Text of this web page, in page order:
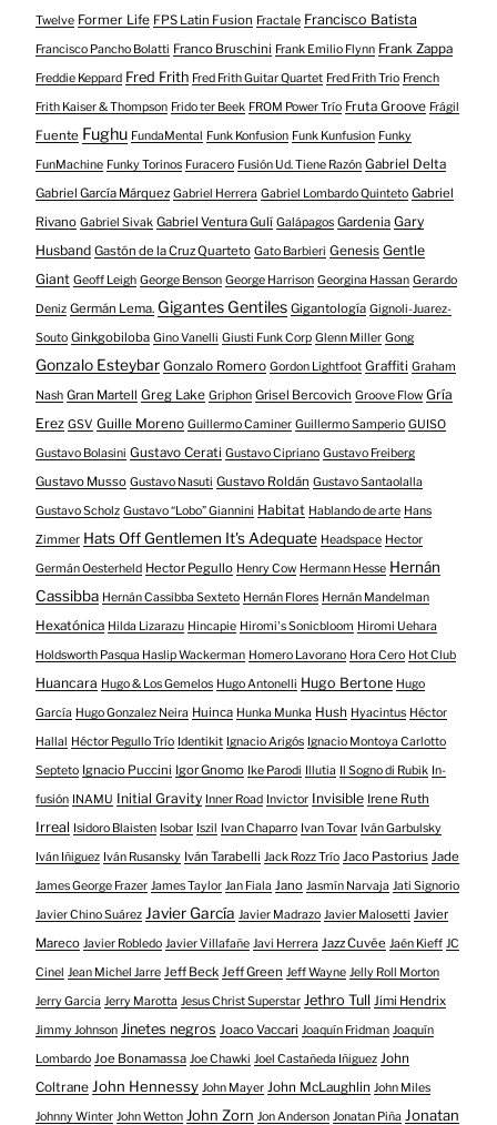
Twelve Former Life FPS Latin Fusion Fractale Francisco Batista
Francisco Pancho Bolatti Franco Bruschini Frank Emilio Flynn Frank Zappa
Freddie Keppard Fred Frith Fred Frith Guitar Quartet Fred Frith Trio French
Frith Kaiser & Thompson Frido ter Beek FROM Power Trío Fruta Groove Frágil
Fuente Fughu FundaMental Funk Konfusion Funk Kunfusion Funky
FunMachine Funky Torinos Furacero Fusión Ud. Tiene Razón Gabriel Delta
Gabriel García Márquez Gabriel Herrera Gabriel Lombardo Quinteto Gabriel
Rivano Gabriel Sivak Gabriel Ventura Gulí Galápagos Gardenia Gary
Husband Gastón de la Cruz Quarteto Gato Barbieri Genesis Gentle
Giant Geoff Leigh George Benson George Harrison Georgina Hassan Gerardo
Deniz Germán Lema. Gigantes Gentiles Gigantología Gignoli-Juarez-
Souto Ginkgobiloba Gino Vanelli Giusti Funk Corp Glenn Miller Gong
Gonzalo Esteybar Gonzalo Romero Gordon Lightfoot Graffiti Graham
Nash Gran Martell Greg Lake Griphon Grisel Bercovich Groove Flow Gría
Erez GSV Guille Moreno Guillermo Caminer Guillermo Samperio GUISO
Gustavo Bolasini Gustavo Cerati Gustavo Cipriano Gustavo Freiberg
Gustavo Musso Gustavo Nasuti Gustavo Roldán Gustavo Santaolalla
Gustavo Scholz Gustavo “Lobo” Giannini Habitat Hablando de arte Hans
Zimmer Hats Off Gentlemen It's Adequate Headspace Hector
Germán Oesterheld Hector Pegullo Henry Cow Hermann Hesse Hernán
Cassibba Hernán Cassibba Sexteto Hernán Flores Hernán Mandelman
Hexatónica Hilda Lizarazu Hincapie Hiromi's Sonicbloom Hiromi Uehara
Holdsworth Pasqua Haslip Wackerman Homero Lavorano Hora Cero Hot Club
Huancara Hugo & Los Gemelos Hugo Antonelli Hugo Bertone Hugo
García Hugo Gonzalez Neira Huinca Hunka Munka Hush Hyacintus Héctor
Hallal Héctor Pegullo Trío Identikit Ignacio Arigós Ignacio Montoya Carlotto
Septeto Ignacio Puccini Igor Gnomo Ike Parodi Illutia Il Sogno di Rubik In-
fusión INAMU Initial Gravity Inner Road Invictor Invisible Irene Ruth
Irreal Isidoro Blaisten Isobar Iszil Ivan Chaparro Ivan Tovar Iván Garbulsky
Iván Iñiguez Iván Rusansky Iván Tarabelli Jack Rozz Trío Jaco Pastorius Jade
James George Frazer James Taylor Jan Fiala Jano Jasmín Narvaja Jati Signorio
Javier Chino Suárez Javier García Javier Madrazo Javier Malosetti Javier
Mareco Javier Robledo Javier Villafañe Javi Herrera Jazz Cuvée Jaén Kieff JC
Cinel Jean Michel Jarre Jeff Beck Jeff Green Jeff Wayne Jelly Roll Morton
Jerry Garcia Jerry Marotta Jesus Christ Superstar Jethro Tull Jimi Hendrix
Jimmy Johnson Jinetes negros Joaco Vaccari Joaquín Fridman Joaquín
Lombardo Joe Bonamassa Joe Chawki Joel Castañeda Iñiguez John
Coltrane John Hennessy John Mayer John McLaughlin John Miles
Johnny Winter John Wetton John Zorn Jon Anderson Jonatan Piña Jonatan